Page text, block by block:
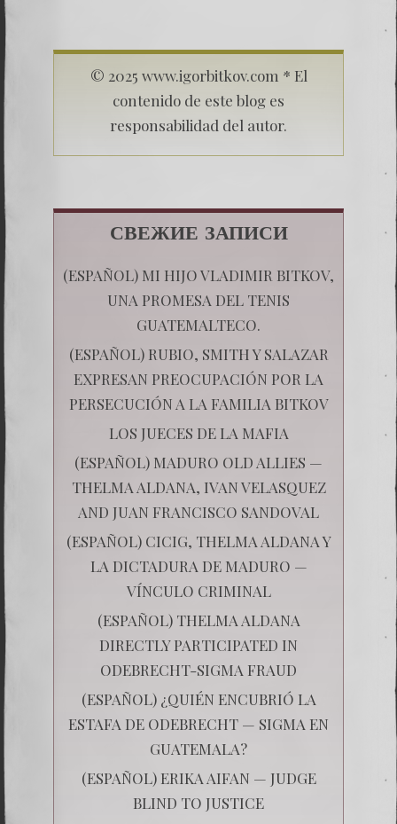
© 2025 www.igorbitkov.com * El
contenido de este blog es
responsabilidad del autor.
СВЕЖИЕ ЗАПИСИ
(ESPAÑOL) MI HIJO VLADIMIR BITKOV,
UNA PROMESA DEL TENIS
GUATEMALTECO.
(ESPAÑOL) RUBIO, SMITH Y SALAZAR
EXPRESAN PREOCUPACIÓN POR LA
PERSECUCIÓN A LA FAMILIA BITKOV
LOS JUECES DE LA MAFIA
(ESPAÑOL) MADURO OLD ALLIES —
THELMA ALDANA, IVAN VELASQUEZ
AND JUAN FRANCISCO SANDOVAL
(ESPAÑOL) CICIG, THELMA ALDANA Y
LA DICTADURA DE MADURO —
VÍNCULO CRIMINAL
(ESPAÑOL) THELMA ALDANA
DIRECTLY PARTICIPATED IN
ODEBRECHT-SIGMA FRAUD
(ESPAÑOL) ¿QUIÉN ENCUBRIÓ LA
ESTAFA DE ODEBRECHT — SIGMA EN
GUATEMALA?
(ESPAÑOL) ERIKA AIFAN — JUDGE
BLIND TO JUSTICE